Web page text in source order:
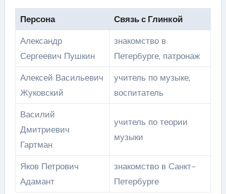
Персона
Связь с Глинкой
Александр
Сергеевич Пушкин
знакомство в
Петербурге, патронаж
Алексей Васильевич
Жуковский
учитель по музыке,
воспитатель
Василий
Дмитриевич
Гартман
учитель по теории
музыки
Яков Петрович
Адамант
знакомство в Санкт-
Петербурге